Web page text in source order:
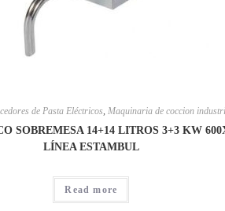
de Pasta Eléctricos Maquinaria de coccion
SOBREMESA 14+14 LITROS 3+3 KW
LÍNEA ESTAMBUL
Read more